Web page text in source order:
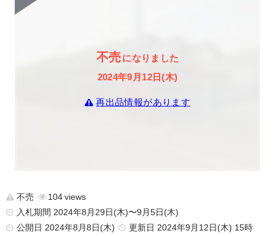
不売になりました
2024年9月12日(木)
再出品情報があります
不売
104
入札期間 2024年8月29日(木)〜9月5日(木)
公開日 2024年8月8日(木) 更新日 2024年9月12日(木) 15時